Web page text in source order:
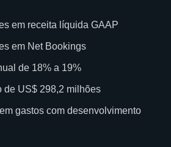
em receita líquida GAAP
em Net Bookings
de 18% a 19%
de US$ 298,2 milhões
gastos com desenvolvimento